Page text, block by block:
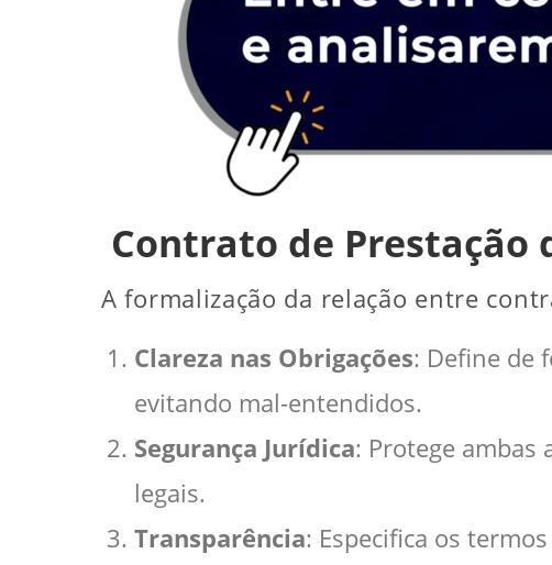
Contrato de Prestação
A formalização da relação entre
Clareza nas Obrigações: Define de
evitando mal-entendidos.
Segurança Jurídica: Protege ambas
legais.
Transparência: Especifica os